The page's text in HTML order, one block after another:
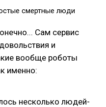
смертные люди
Сам сервис
и
вообще роботы
именно:
несколько людей-